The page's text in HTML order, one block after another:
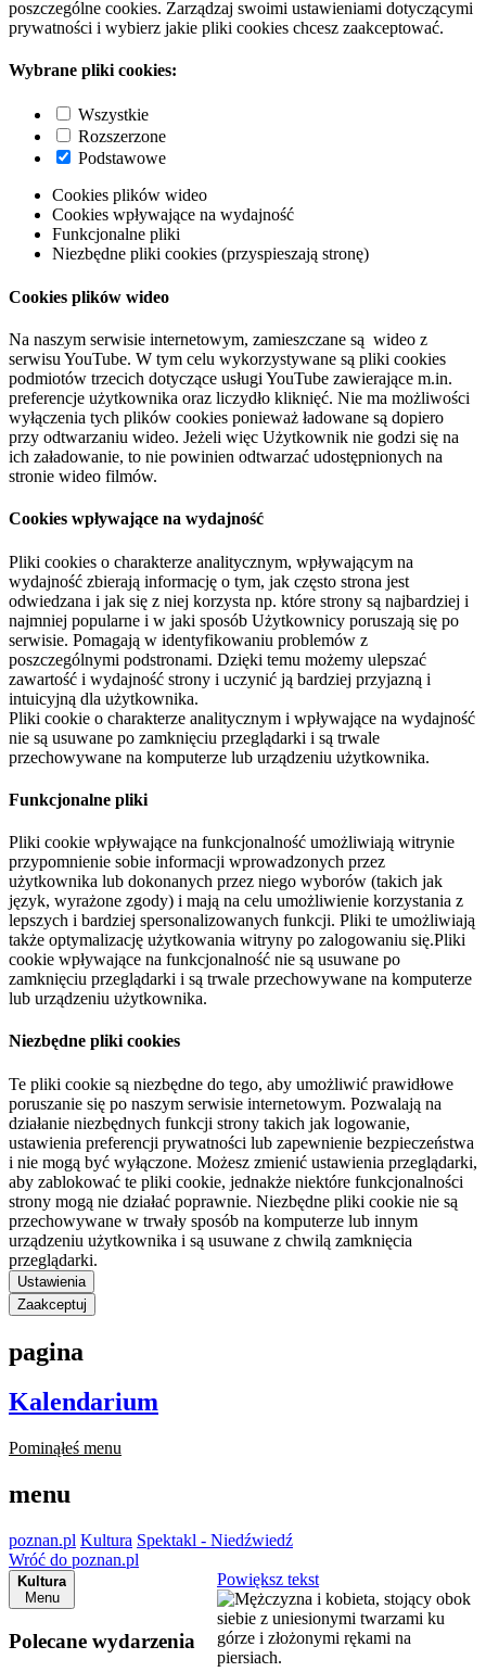
poszczególne cookies. Zarządzaj swoimi ustawieniami dotyczącymi
prywatności i wybierz jakie pliki cookies chcesz zaakceptować.
Wybrane pliki cookies:
Wszystkie
Rozszerzone
Podstawowe
Cookies plików wideo
Cookies wpływające na wydajność
Funkcjonalne pliki
Niezbędne pliki cookies (przyspieszają stronę)
Cookies plików wideo
Na naszym serwisie internetowym, zamieszczane są wideo z
serwisu YouTube. W tym celu wykorzystywane są pliki cookies
podmiotów trzecich dotyczące usługi YouTube zawierające m.in.
preferencje użytkownika oraz liczydło kliknięć. Nie ma możliwości
wyłączenia tych plików cookies ponieważ ładowane są dopiero
przy odtwarzaniu wideo. Jeżeli więc Użytkownik nie godzi się na
ich załadowanie, to nie powinien odtwarzać udostępnionych na
stronie wideo filmów.
Cookies wpływające na wydajność
Pliki cookies o charakterze analitycznym, wpływającym na
wydajność zbierają informację o tym, jak często strona jest
odwiedzana i jak się z niej korzysta np. które strony są najbardziej i
najmniej popularne i w jaki sposób Użytkownicy poruszają się po
serwisie. Pomagają w identyfikowaniu problemów z
poszczególnymi podstronami. Dzięki temu możemy ulepszać
zawartość i wydajność strony i uczynić ją bardziej przyjazną i
intuicyjną dla użytkownika.
Pliki cookie o charakterze analitycznym i wpływające na wydajność
nie są usuwane po zamknięciu przeglądarki i są trwale
przechowywane na komputerze lub urządzeniu użytkownika.
Funkcjonalne pliki
Pliki cookie wpływające na funkcjonalność umożliwiają witrynie
przypomnienie sobie informacji wprowadzonych przez
użytkownika lub dokonanych przez niego wyborów (takich jak
język, wyrażone zgody) i mają na celu umożliwienie korzystania z
lepszych i bardziej spersonalizowanych funkcji. Pliki te umożliwiają
także optymalizację użytkowania witryny po zalogowaniu się.Pliki
cookie wpływające na funkcjonalność nie są usuwane po
zamknięciu przeglądarki i są trwale przechowywane na komputerze
lub urządzeniu użytkownika.
Niezbędne pliki cookies
Te pliki cookie są niezbędne do tego, aby umożliwić prawidłowe
poruszanie się po naszym serwisie internetowym. Pozwalają na
działanie niezbędnych funkcji strony takich jak logowanie,
ustawienia preferencji prywatności lub zapewnienie bezpieczeństwa
i nie mogą być wyłączone. Możesz zmienić ustawienia przeglądarki,
aby zablokować te pliki cookie, jednakże niektóre funkcjonalności
strony mogą nie działać poprawnie. Niezbędne pliki cookie nie są
przechowywane w trwały sposób na komputerze lub innym
urządzeniu użytkownika i są usuwane z chwilą zamknięcia
przeglądarki.
Ustawienia
Zaakceptuj
pagina
Kalendarium
Pominąłeś menu
menu
poznan.pl Kultura Spektakl - Niedźwiedź
Wróć do poznan.pl
Kultura
Menu
Polecane wydarzenia
Powiększ tekst